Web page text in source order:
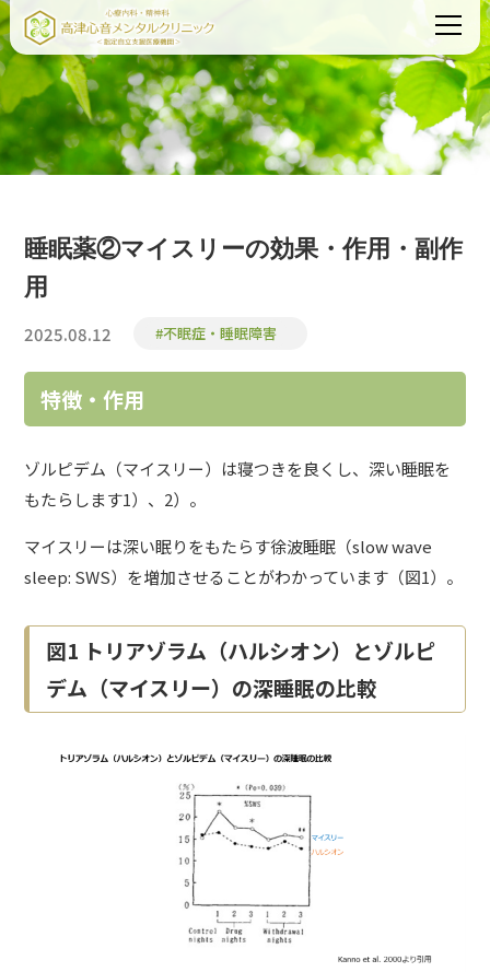
睡眠薬②マイスリーの効果・作用・副作
用
2025.08.12 #不眠症・睡眠障害
特徴・作用
ゾルピデム（マイスリー）は寝つきを良くし、深い睡眠を
もたらします1）、2）。
マイスリーは深い眠りをもたらす徐波睡眠（slow wave
sleep: SWS）を増加させることがわかっています（図1）。
図1 トリアゾラム（ハルシオン）とゾルピ
デム（マイスリー）の深睡眠の比較